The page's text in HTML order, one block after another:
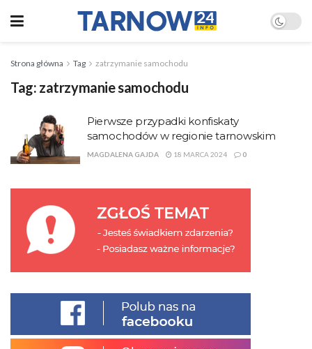
Strona główna Tag zatrzymanie samochodu
Tag: zatrzymanie samochodu
Pierwsze przypadki konfiskaty
samochodów w regionie tarnowskim
MAGDALENA GAJDA 18 MARCA 2024 0